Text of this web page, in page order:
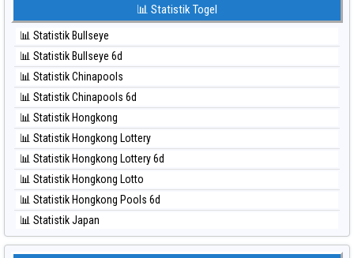
⚽ Bola Merah Taiwan
⚽ Bola Hitam Kuda Lari
⚽ Bola Hitam Magnum Cambodia
⚽ Bola Hitam Nagoya
⚽ Bola Hitam North Carolina Day
⚽ Bola Hitam Pcso
⚽ Bola Hitam Sao Paulo
⚽ Bola Hitam Singapore
⚽ Bola Hitam Sydney
⚽ Bola Hitam Sydney Lottery
⚽ Bola Hitam Sydney Lottery 6d
⚽ Bola Hitam Sydney Lotto
⚽ Bola Hitam Sydney Pools 6d
📊 Statistik Togel
📊 Statistik Bullseye
📊 Statistik Bullseye 6d
📊 Statistik Chinapools
📊 Statistik Chinapools 6d
📊 Statistik Hongkong
📊 Statistik Hongkong Lottery
📊 Statistik Hongkong Lottery 6d
📊 Statistik Hongkong Lotto
📊 Statistik Hongkong Pools 6d
📊 Statistik Japan
📊 Statistik Japan 6d